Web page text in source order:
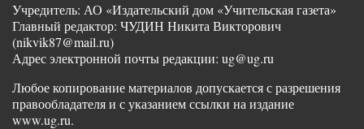
Учредитель: АО «Издательский дом «Учительская газета»
Главный редактор: ЧУДИН Никита Викторович
(nikvik87@mail.ru)
Адрес электронной почты редакции: ug@ug.ru
Любое копирование материалов допускается с разрешения
правообладателя и с указанием ссылки на издание
www.ug.ru.